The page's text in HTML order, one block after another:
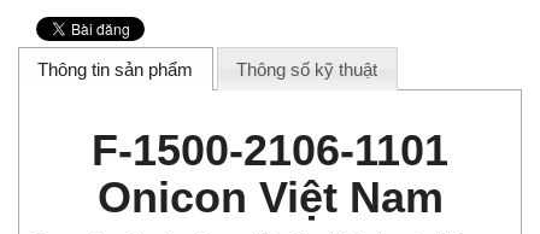
Thông tin sản phẩm Thông số kỹ thuật
F-1500-2106-1101
Onicon Việt Nam